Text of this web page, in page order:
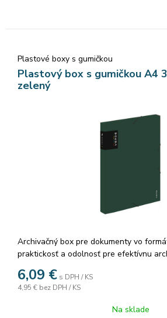
Plastové boxy s gumičkou
Plastový box s gumičkou A4
zelený
Archivačný box pre dokumenty vo
praktickosť a odolnosť pre efektívnu
uzatvorenie a zabraňuje nechcenému
extra silného polypropylénu, tento
S chrbtom so šírkou 3 cm máte
6,09 € s DPH / KS
4,95 € bez DPH / KS
Na sklade